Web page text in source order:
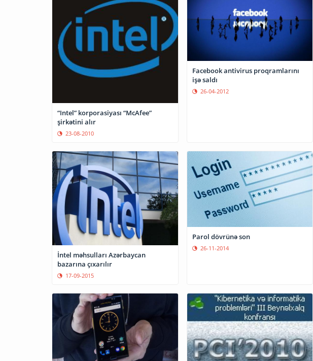
“Intel” korporasiyası “McAfee”
şirkətini alır
23-08-2010
Facebook antivirus proqramlarını
işə saldı
26-04-2012
İntel məhsulları Azərbaycan
bazarına çıxarılır
17-09-2015
Parol dövrünə son
26-11-2014